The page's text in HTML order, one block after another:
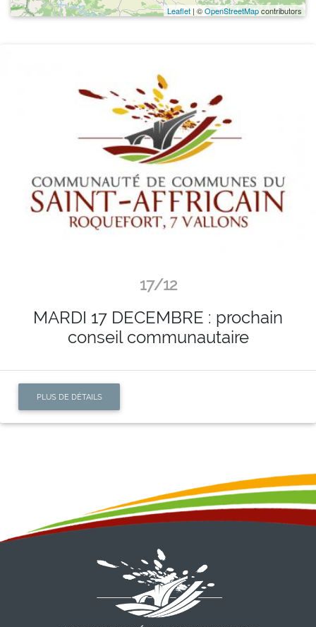
Leaflet | ©OpenStreetMapcontributors
17/12
MARDI 17 DECEMBRE : prochain
conseil communautaire
PLUS DE DÉTAILS